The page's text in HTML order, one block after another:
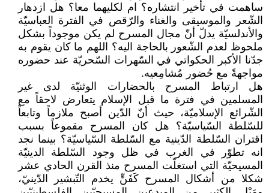
ساهمت في تأخير انتشاره؟ ام لكليهما معا؟ هل ازدهار
الشّعر والموسيقى والغناء والرّقص في الفترة العباسيّة
والأندلسيّة يدلّ أنّ مجال المسرح لم يكن موجوداً بشكل
ملحوظ لعدم الشّعور بالحاجة اليه؟ اللهم ما كان يقوم به
جدّنا الأكبر الحكواتي في السّهرات السّحريّة عند حضوره
مواجهةً مع حُضور مُشامِعيه.
هل ارتباط المسرح بالحضارات الوثنيّة لدى غير
المسلمين في فترة ما قبل الإسلام يتعارض لاحقاً مع
الشّرائع الإسلاميّة، حيث أنّ الدّين أصبح ملازماً وتابعاً
للسّلطة السّياسيّة؟ هل كان المسرح مقموعاً بسبب
اقتران السّلطة الدّينية مع السّلطة السّياسيّة؟ بينما نجد
انه تطوّر في الغرب في ظل وجود السّلطة الدينيّة
المسيحيّة التي استغلّت المسرح منذ القرن الحادي عشر
شكلا من أشكال المسرح كَفَنٍّ يخدم التّبشير الدّينيّ،